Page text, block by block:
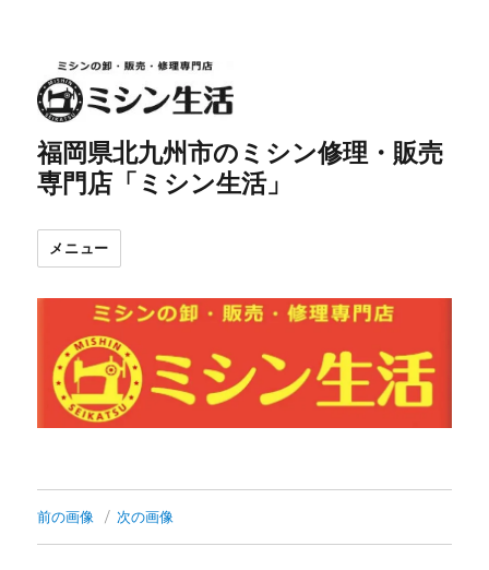
福岡県北九州市のミシン修理・販売
専門店「ミシン生活」
メニュー
前の画像 次の画像